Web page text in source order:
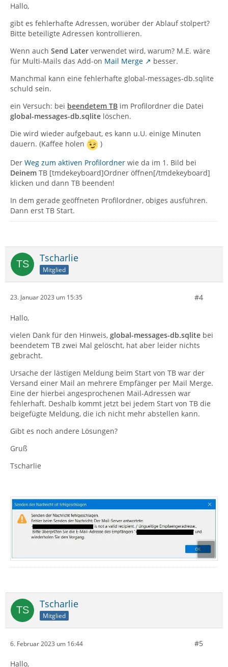
Hallo,
gibt es fehlerhafte Adressen, worüber der Ablauf stolpert?
Bitte beteiligte Adressen kontrollieren.
Wenn auch Send Later verwendet wird, warum? M.E. wäre
für Multi-Mails das Add-on Mail Merge
besser.
Manchmal kann eine fehlerhafte global-messages-db.sqlite
schuld sein.
ein Versuch: bei beendetem TB im Profilordner die Datei
global-messages-db.sqlite löschen.
Die wird wieder aufgebaut, es kann u.U. einige Minuten
dauern. (Kaffee holen
)
Der Weg zum aktiven Profilordner wie da im 1. Bild bei
Deinem TB [tmdekeyboard]Ordner öffnen[/tmdekeyboard]
klicken und dann TB beenden!
In dem gerade geöffneten Profilordner, obiges ausführen.
Dann erst TB Start.
Tscharlie
Mitglied
23. Januar 2023 um 15:35 #4
Hallo,
vielen Dank für den Hinweis, global-messages-db.sqlite bei
beendetem TB zwei Mal gelöscht, hat aber leider nichts
gebracht.
Ursache der lästigen Meldung beim Start von TB war der
Versand einer Mail an mehrere Empfänger per Mail Merge.
Eine der hierbei angesprochenen Mail-Adressen war
fehlerhaft. Deshalb kommt jetzt bei jedem Start von TB die
beigefügte Meldung, die ich nicht mehr abstellen kann.
Gibt es noch andere Lösungen?
Gruß
Tscharlie
Tscharlie
Mitglied
6. Februar 2023 um 16:44 #5
Hallo,